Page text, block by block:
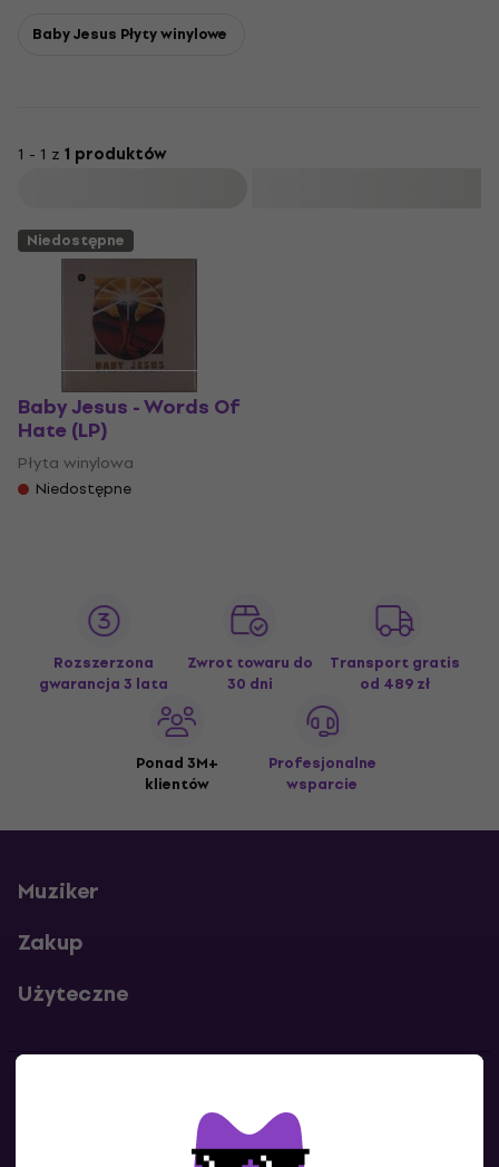
Baby Jesus Płyty winylowe
1 - 1 z 1 produktów
Niedostępne
Baby Jesus - Words Of
Hate (LP)
Płyta winylowa
Niedostępne
Rozszerzona
gwarancja 3 lata
Zwrot towaru do
30 dni
Transport gratis
od 489 zł
Ponad 3M+
klientów
Profesjonalne
wsparcie
Muziker
Zakup
Użyteczne
Skontaktuj się z nami